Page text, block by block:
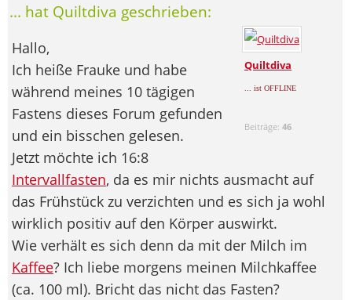
... hat Quiltdiva geschrieben:
Quiltdiva
... ist OFFLINE
Beiträge:46
Hallo,
Ich heiße Frauke und habe
während meines 10 tägigen
Fastens dieses Forum gefunden
und ein bisschen gelesen.
Jetzt möchte ich 16:8
Intervallfasten, da es mir nichts ausmacht auf
das Frühstück zu verzichten und es sich ja wohl
wirklich positiv auf den Körper auswirkt.
Wie verhält es sich denn da mit der Milch im
Kaffee? Ich liebe morgens meinen Milchkaffee
(ca. 100 ml). Bricht das nicht das Fasten?